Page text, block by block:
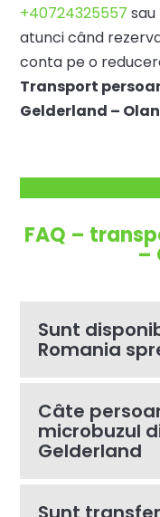
+40724325557 sau
atunci când
conta pe o
Transport
Gelderland –
FAQ –
–
Sunt
Romania
Câte
microbuzul
Gelderland